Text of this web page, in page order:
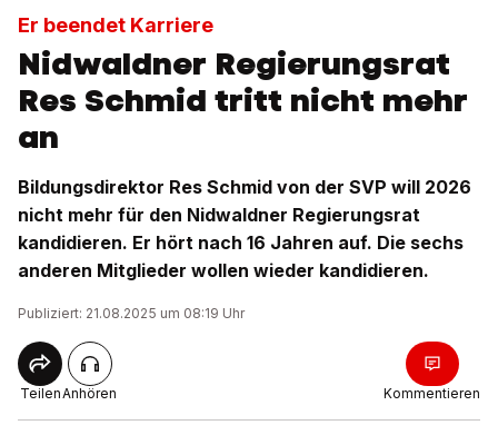
Er beendet Karriere
Nidwaldner Regierungsrat
Res Schmid tritt nicht mehr
an
Bildungsdirektor Res Schmid von der SVP will 2026
nicht mehr für den Nidwaldner Regierungsrat
kandidieren. Er hört nach 16 Jahren auf. Die sechs
anderen Mitglieder wollen wieder kandidieren.
Publiziert: 21.08.2025 um 08:19 Uhr
TeilenAnhören Kommentieren